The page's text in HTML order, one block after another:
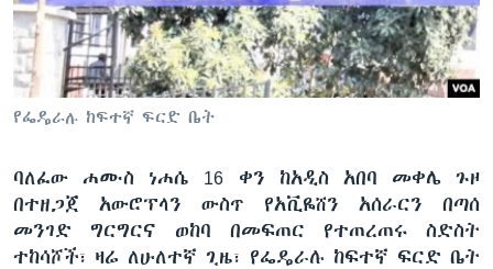
ቋንቋዎች
የፌዴራሉ ከፍተኛ ፍርድ ቤት
ባለፈው ሐሙስ ነሐሴ 16 ቀን ከአዲስ አበባ መቀሌ ጉዞ
በተዘጋጀ አውሮፕላን ውስጥ የአቪዬሸን አሰራርን በጣሰ
መንገድ ግርግርና ወከባ በመፍጠር የተጠረጠሩ ስድስት
ተከሳሾች፣ ዛሬ ለሁለተኛ ጊዜ፣ የፌዴራሉ ከፍተኛ ፍርድ ቤት